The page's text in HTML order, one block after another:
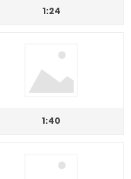
1:24
1:40